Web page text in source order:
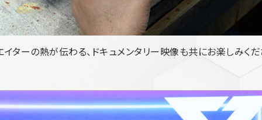
イターの熱が伝わる、ドキュメンタリー映像も共にお楽しみくだ